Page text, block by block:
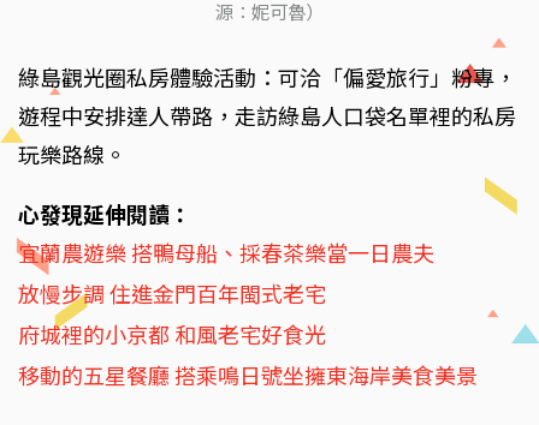
源：妮可魯）
綠島觀光圈私房體驗活動：可洽「偏愛旅行」粉專，
遊程中安排達人帶路，走訪綠島人口袋名單裡的私房
玩樂路線。
心發現延伸閱讀：
宜蘭農遊樂 搭鴨母船、採春茶樂當一日農夫
放慢步調 住進金門百年閩式老宅
府城裡的小京都 和風老宅好食光
移動的五星餐廳 搭乘鳴日號坐擁東海岸美食美景